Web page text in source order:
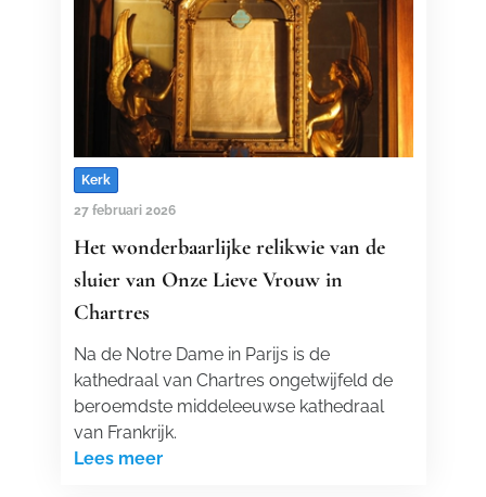
Kerk
27 februari 2026
Het wonderbaarlijke relikwie van de
sluier van Onze Lieve Vrouw in
Chartres
Na de Notre Dame in Parijs is de
kathedraal van Chartres ongetwijfeld de
beroemdste middeleeuwse kathedraal
van Frankrijk.
Lees meer